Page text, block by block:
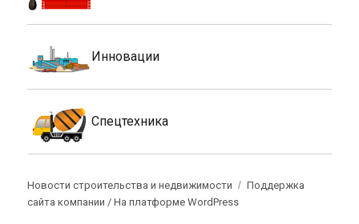
Инновации
Спецтехника
Новости строительства и недвижимости
Поддержка
сайта компании /На платформе WordPress